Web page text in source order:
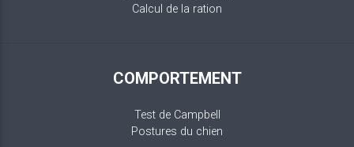
Calcul de la ration
COMPORTEMENT
Test de Campbell
Postures du chien